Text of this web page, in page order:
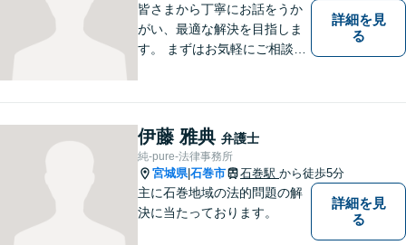
皆さまから丁寧にお話をうか
がい、最適な解決を目指しま
す。 まずはお気軽にご相談く
詳細を見
る
伊藤 雅典 弁護士
純-pure-法律事務所
宮城県|石巻市 石巻駅 から徒歩5分
主に石巻地域の法的問題の解
決に当たっております。
詳細を見
る